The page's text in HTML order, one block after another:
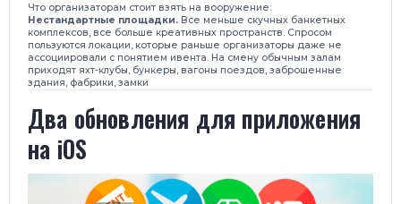
Что организаторам стоит взять на вооружение:
Нестандартные площадки. Все меньше скучных банкетных
комплексов, все больше креативных пространств. Спросом
пользуются локации, которые раньше организаторы даже не
ассоциировали с понятием ивента. На смену обычным залам
приходят яхт-клубы, бункеры, вагоны поездов, заброшенные
здания, фабрики, замки
Два обновления для приложения
на iOS